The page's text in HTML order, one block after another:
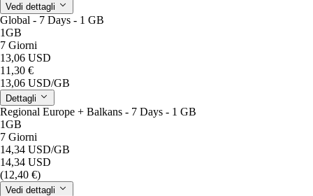
Vedi dettagli
Global - 7 Days - 1 GB
1GB
7 Giorni
13,06 USD
11,30 €
13,06 USD/GB
Dettagli
Regional Europe + Balkans - 7 Days - 1 GB
1GB
7 Giorni
14,34 USD/GB
14,34 USD
(12,40 €)
Vedi dettagli